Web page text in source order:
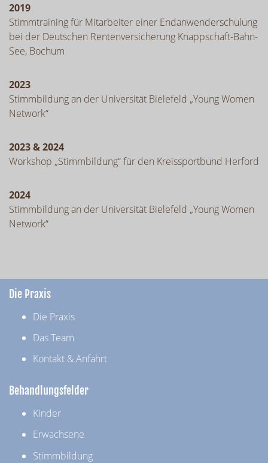
2019
Stimmtraining für Mitarbeiter einer Endanwenderschulung
bei der Deutschen Rentenversicherung Knappschaft-Bahn-
See, Bochum
2023
Stimmbildung an der Universität Bielefeld „Young Women
Network“
2023 & 2024
Workshop „Stimmbildung“ für den Kreissportbund Herford
2024
Stimmbildung an der Universität Bielefeld „Young Women
Network“
Die Praxis
Die Praxis
Das Team
Kontakt & Anfahrt
Behandlungsfelder
Kinder
Erwachsene
Stimmbildung